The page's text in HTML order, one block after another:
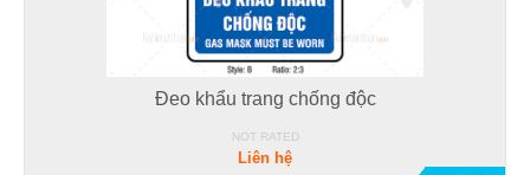
Đeo khẩu trang chống độc
NOT RATED
Liên hệ